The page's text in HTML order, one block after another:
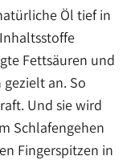
Öl tief in
Fettsäuren und
an. So
Und sie wird
Schlafengehen
Fingerspitzen in